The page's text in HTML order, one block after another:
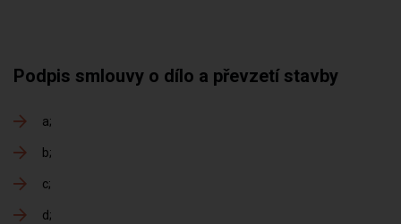
Podpis smlouvy o dílo a převzetí stavby
a
b
c
d